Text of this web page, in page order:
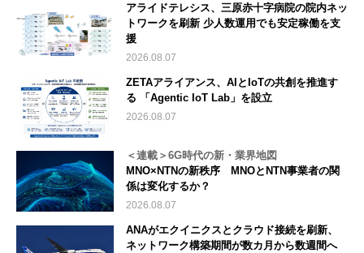
アライドテレシス、三原赤十字病院の院内ネッ
トワークを刷新 少人数運用でも安定稼働を支
援
2026.08.07
ZETAアライアンス、AIとIoTの共創を推進す
る 「Agentic IoT Lab」を設立
2026.08.07
＜連載＞6G時代の新・業界地図
MNO×NTNの新秩序 MNOとNTN事業者の関
係は変化するか？
2026.08.07
ANAがエクイニクスとクラウド接続を刷新、
ネットワーク構築期間が数カ月から数週間へ